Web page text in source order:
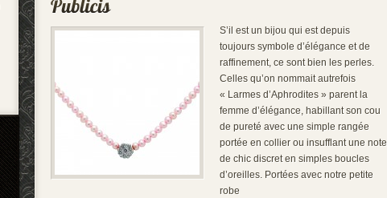
S’il est un bijou qui est depuis
toujours symbole d’élégance et de
raffinement, ce sont bien les perles.
Celles qu’on nommait autrefois
« Larmes d’Aphrodites » parent la
femme d’élégance, habillant son cou
de pureté avec une simple rangée
portée en collier ou insufflant une note
de chic discret en simples boucles
d’oreilles. Portées avec notre petite
robe